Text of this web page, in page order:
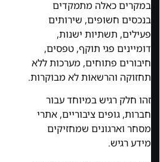
במקרים כאלה מתמקדים
בנכסים חשופים, שירותים
פעילים, תשתיות ישנות,
דומיינים פגי תוקף, טפסים,
חיבורים פתוחים, מערכות ללא
תחזוקה והרשאות לא מבוקרות.
זהו חלק רגיש במיוחד עבור
חברות, גופים ציבוריים, אתרי
מסחר וארגונים שמחזיקים
מידע רגיש.